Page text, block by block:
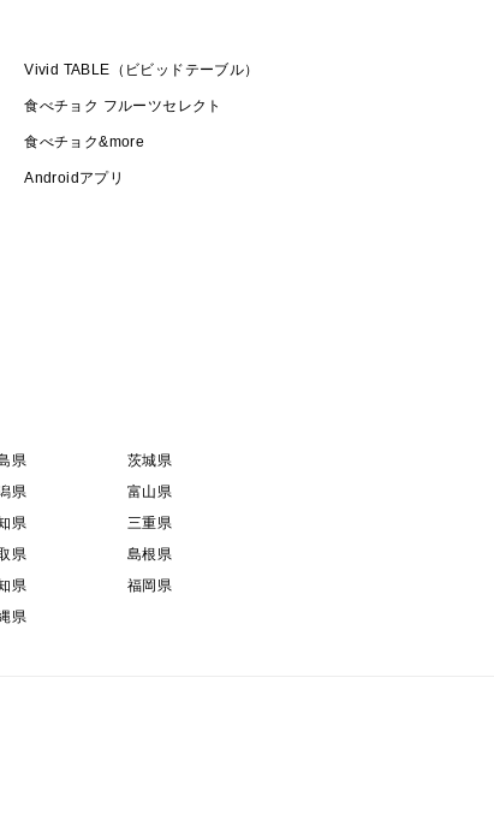
】
が
えております。
ーー
Vivid TABLE（ビビッドテーブル）
食べチョク フルーツセレクト
食べチョク&more
Androidアプリ
県
茨城県
県
富山県
県
三重県
県
島根県
県
福岡県
県